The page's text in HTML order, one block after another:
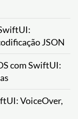
JSON
com SwiftUI:
VoiceOver,